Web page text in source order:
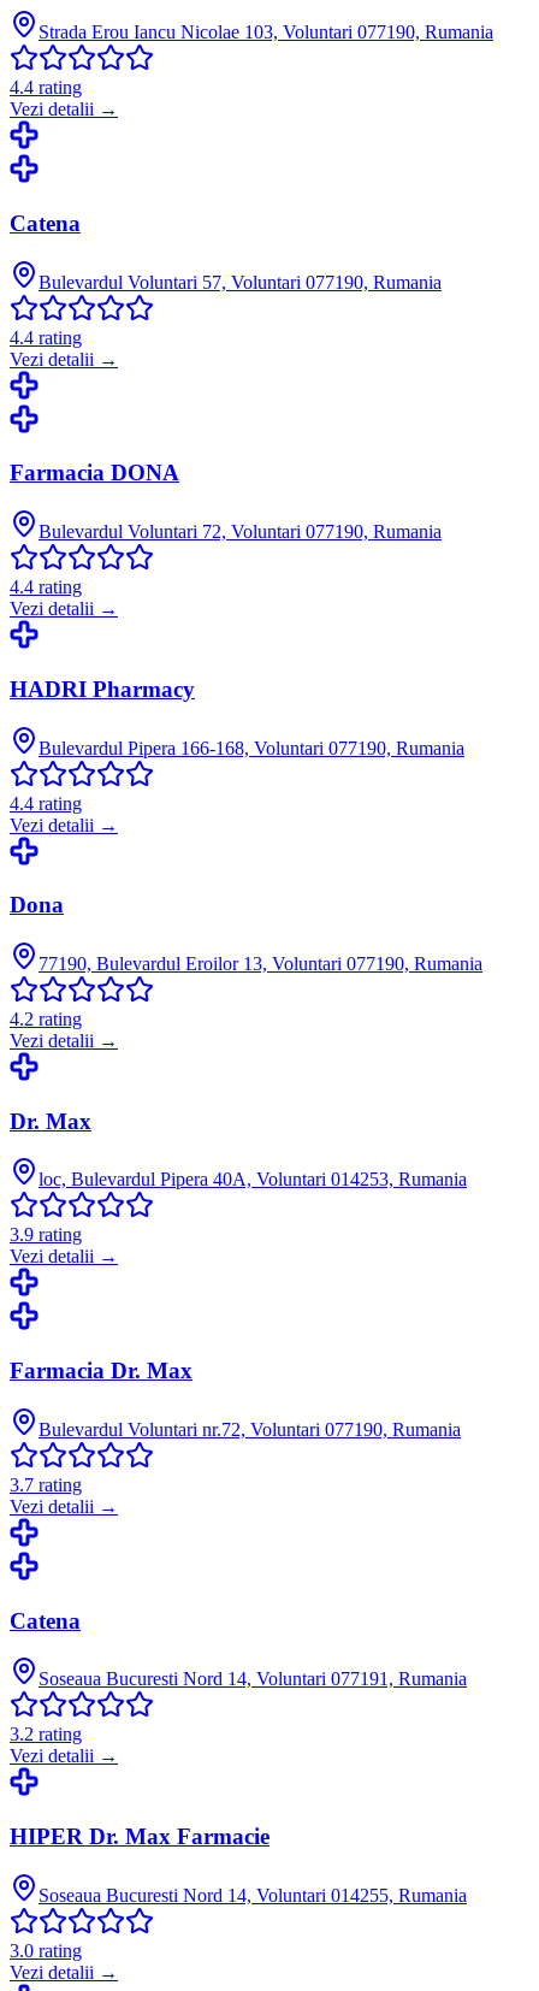
Strada Erou Iancu Nicolae 103, Voluntari 077190, Rumania
4.4 rating
Vezi detalii →
Catena
Bulevardul Voluntari 57, Voluntari 077190, Rumania
4.4 rating
Vezi detalii →
Farmacia DONA
Bulevardul Voluntari 72, Voluntari 077190, Rumania
4.4 rating
Vezi detalii →
HADRI Pharmacy
Bulevardul Pipera 166-168, Voluntari 077190, Rumania
4.4 rating
Vezi detalii →
Dona
77190, Bulevardul Eroilor 13, Voluntari 077190, Rumania
4.2 rating
Vezi detalii →
Dr. Max
loc, Bulevardul Pipera 40A, Voluntari 014253, Rumania
3.9 rating
Vezi detalii →
Farmacia Dr. Max
Bulevardul Voluntari nr.72, Voluntari 077190, Rumania
3.7 rating
Vezi detalii →
Catena
Soseaua Bucuresti Nord 14, Voluntari 077191, Rumania
3.2 rating
Vezi detalii →
HIPER Dr. Max Farmacie
Soseaua Bucuresti Nord 14, Voluntari 014255, Rumania
3.0 rating
Vezi detalii →